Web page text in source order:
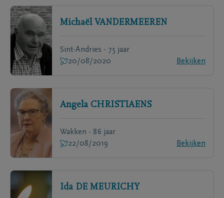
Michaël VANDERMEEREN
Sint-Andries - 75 jaar
20/08/2020
Bekijken
Angela CHRISTIAENS
Wakken - 86 jaar
22/08/2019
Bekijken
Ida DE MEURICHY